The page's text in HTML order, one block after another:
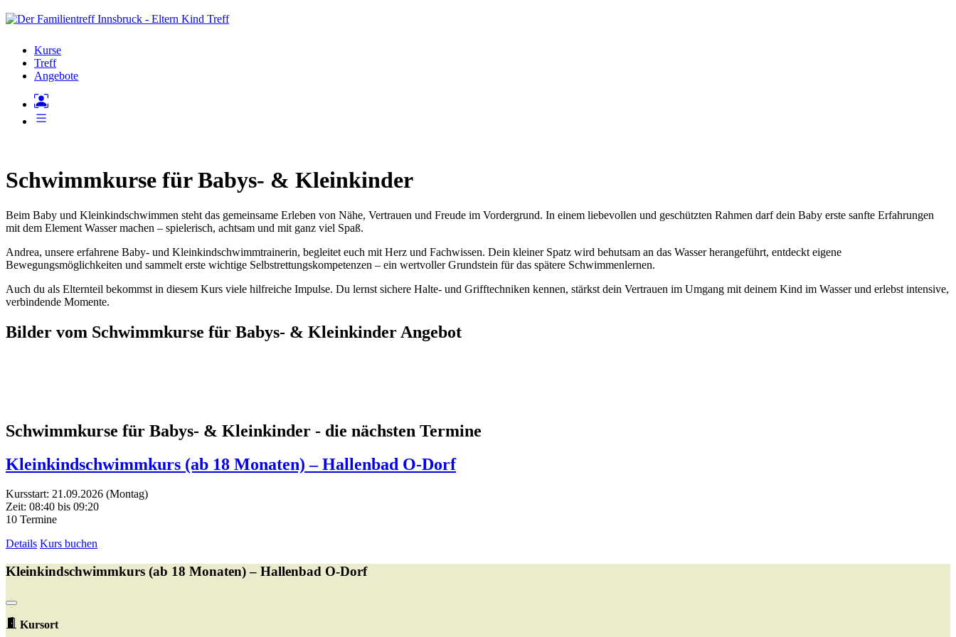
Kurse
Treff
Angebote
Schwimmkurse für Babys- & Kleinkinder
Beim Baby und Kleinkindschwimmen steht das gemeinsame Erleben von Nähe, Vertrauen und Freude im Vordergrund. In einem liebevollen und geschützten Rahmen darf dein Baby erste sanfte Erfahrungen
mit dem Element Wasser machen – spielerisch, achtsam und mit ganz viel Spaß.
Andrea, unsere erfahrene Baby- und Kleinkindschwimmtrainerin, begleitet euch mit Herz und Fachwissen. Dein kleiner Spatz wird behutsam an das Wasser herangeführt, entdeckt eigene
Bewegungsmöglichkeiten und sammelt erste wichtige Selbstrettungskompetenzen – ein wertvoller Grundstein für das spätere Schwimmenlernen.
Auch du als Elternteil bekommst in diesem Kurs viele hilfreiche Impulse. Du lernst sichere Halte- und Grifftechniken kennen, stärkst dein Vertrauen im Umgang mit deinem Kind im Wasser und erlebst intensive,
verbindende Momente.
Bilder vom Schwimmkurse für Babys- & Kleinkinder Angebot
Schwimmkurse für Babys- & Kleinkinder - die nächsten Termine
Kleinkindschwimmkurs (ab 18 Monaten) – Hallenbad O-Dorf
Kursstart: 21.09.2026 (Montag)
Zeit: 08:40 bis 09:20
10 Termine
Details Kurs buchen
Kleinkindschwimmkurs (ab 18 Monaten) – Hallenbad O-Dorf
Kursort